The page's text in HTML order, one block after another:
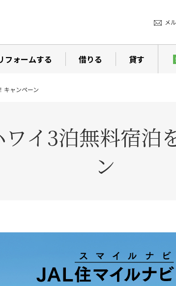
メ
フォームする 借りる 貸す
キャンペーン
イ3泊無料宿泊
ン